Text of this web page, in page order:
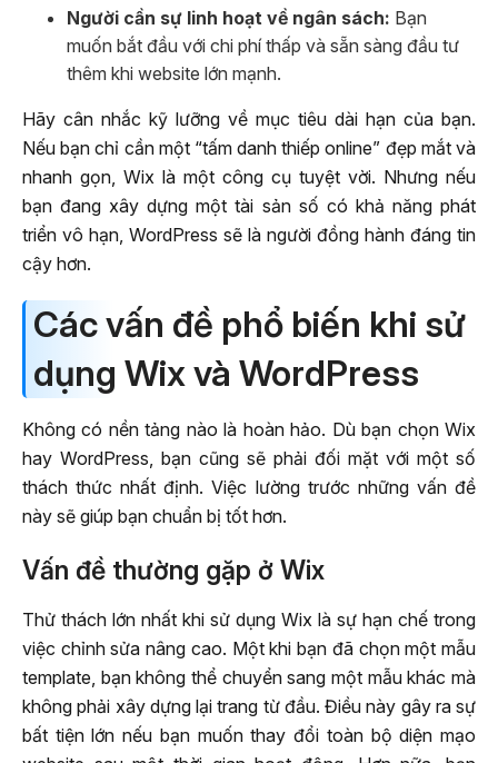
Người cần sự linh hoạt về ngân sách: Bạn
muốn bắt đầu với chi phí thấp và sẵn sàng đầu tư
thêm khi website lớn mạnh.
Hãy cân nhắc kỹ lưỡng về mục tiêu dài hạn của bạn.
Nếu bạn chỉ cần một “tấm danh thiếp online” đẹp mắt và
nhanh gọn, Wix là một công cụ tuyệt vời. Nhưng nếu
bạn đang xây dựng một tài sản số có khả năng phát
triển vô hạn, WordPress sẽ là người đồng hành đáng tin
cậy hơn.
Các vấn đề phổ biến khi sử
dụng Wix và WordPress
Không có nền tảng nào là hoàn hảo. Dù bạn chọn Wix
hay WordPress, bạn cũng sẽ phải đối mặt với một số
thách thức nhất định. Việc lường trước những vấn đề
này sẽ giúp bạn chuẩn bị tốt hơn.
Vấn đề thường gặp ở Wix
Thử thách lớn nhất khi sử dụng Wix là sự hạn chế trong
việc chỉnh sửa nâng cao. Một khi bạn đã chọn một mẫu
template, bạn không thể chuyển sang một mẫu khác mà
không phải xây dựng lại trang từ đầu. Điều này gây ra sự
bất tiện lớn nếu bạn muốn thay đổi toàn bộ diện mạo